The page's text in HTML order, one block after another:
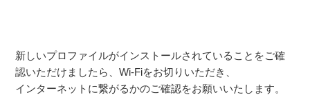
新しいプロファイルがインストールされていることをご確
認いただけましたら、Wi-Fiをお切りいただき、
インターネットに繋がるかのご確認をお願いいたします。